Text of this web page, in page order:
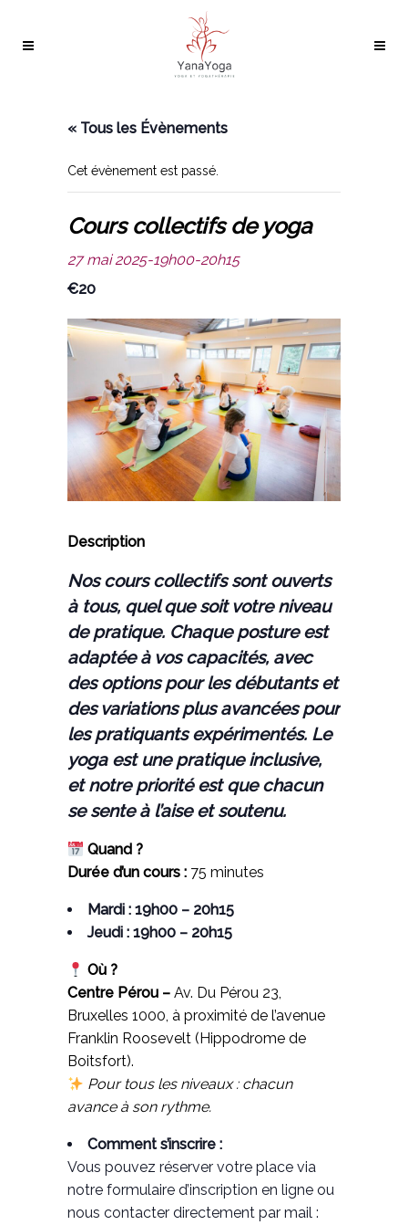
« Tous les Évènements
Cet évènement est passé.
Cours collectifs de yoga
27 mai 2025-19h00-20h15
€20
Description
Nos cours collectifs sont ouverts
à tous, quel que soit votre niveau
de pratique. Chaque posture est
adaptée à vos capacités, avec
des options pour les débutants et
des variations plus avancées pour
les pratiquants expérimentés. Le
yoga est une pratique inclusive,
et notre priorité est que chacun
se sente à l’aise et soutenu.
Quand ?
Durée d’un cours : 75 minutes
Mardi : 19h00 – 20h15
Jeudi : 19h00 – 20h15
Où ?
Centre Pérou – Av. Du Pérou 23,
Bruxelles 1000, à proximité de l’avenue
Franklin Roosevelt (Hippodrome de
Boitsfort).
Pour tous les niveaux : chacun
avance à son rythme.
Comment s’inscrire :
Vous pouvez réserver votre place via
notre formulaire d’inscription en ligne ou
nous contacter directement par mail :